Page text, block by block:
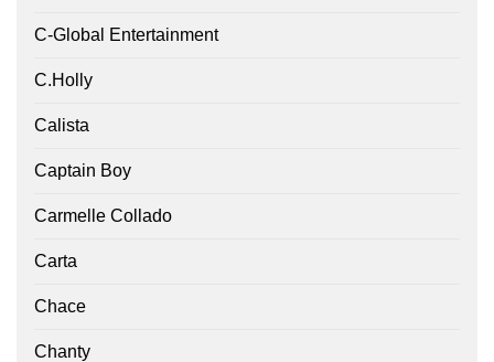
C-Global Entertainment
C.Holly
Calista
Captain Boy
Carmelle Collado
Carta
Chace
Chanty